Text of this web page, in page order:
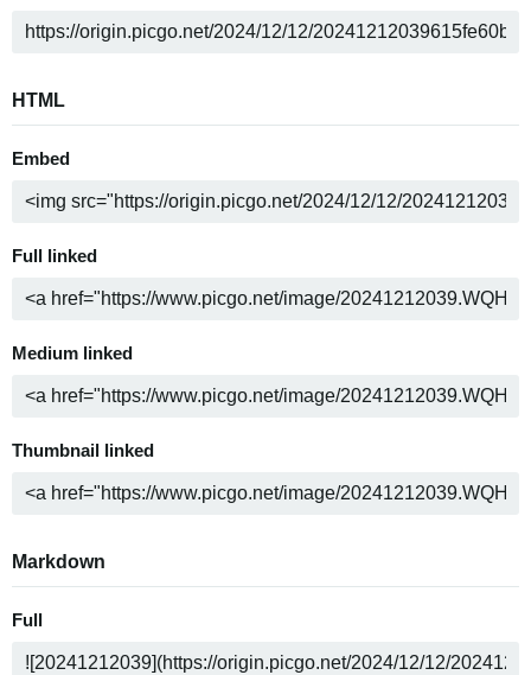
HTML
Embed
Full linked
Medium linked
Thumbnail linked
Markdown
Full